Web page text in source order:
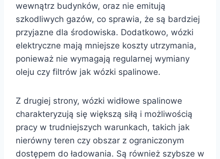
wewnątrz budynków, oraz nie emitują
szkodliwych gazów, co sprawia, że są bardziej
przyjazne dla środowiska. Dodatkowo, wózki
elektryczne mają mniejsze koszty utrzymania,
ponieważ nie wymagają regularnej wymiany
oleju czy filtrów jak wózki spalinowe.
Z drugiej strony, wózki widłowe spalinowe
charakteryzują się większą siłą i możliwością
pracy w trudniejszych warunkach, takich jak
nierówny teren czy obszar z ograniczonym
dostępem do ładowania. Są również szybsze w